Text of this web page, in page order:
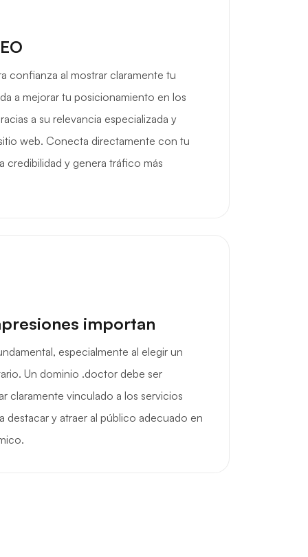
confianza al mostrar claramente tu
a mejorar tu posicionamiento en los
a su relevancia especializada y
web. Conecta directamente con tu
credibilidad y genera tráfico más
importan
especialmente al elegir un
Un dominio .doctor debe ser
claramente vinculado a los servicios
destacar y atraer al público adecuado en